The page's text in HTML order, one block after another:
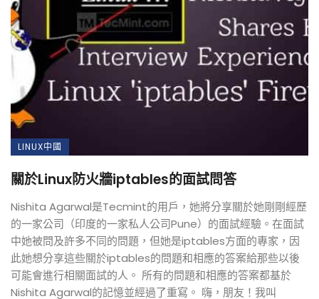
LINUX中國
關於Linux防火牆iptables的面試問答
Nishita Agarwal是Tecmint的用戶，她將分享關於她剛剛經歷
的一家公司（印度的一家私人公司Pune）的面試經驗。在面試
中她被問及許多不同的問題，但她是iptables方面的專家，因
此她想分享這些關於iptables的問題和相應的答案給那些以後
可能會進行相關面試的人。 所有的問題和相應的答案都基於
Nishita Agarwal的記憶並經過了重寫。 嗨，朋友！我叫